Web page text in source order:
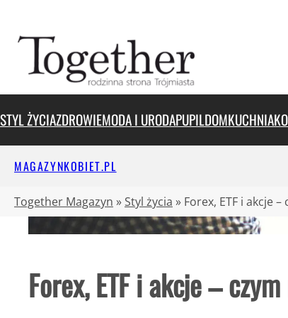
treści
STYL ŻYCIAZDROWIEMODA I URODAPUPILDOMKUCHNIA
MAGAZYNKOBIET.PL
Together Magazyn » Styl życia » Forex, ETF i akcje
Forex, ETF i akcje –